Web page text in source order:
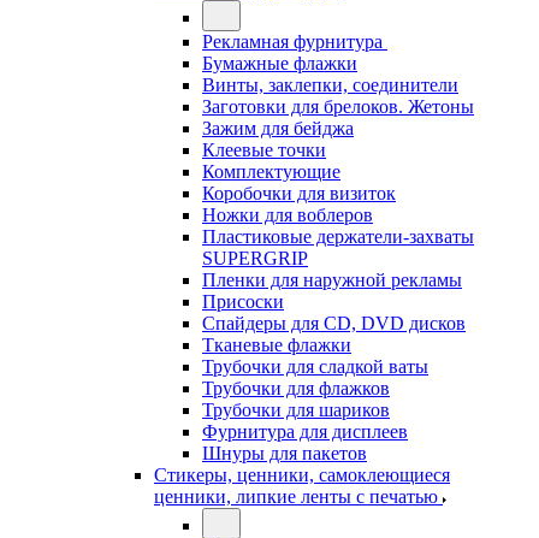
Рекламная фурнитура
Бумажные флажки
Винты, заклепки, соединители
Заготовки для брелоков. Жетоны
Зажим для бейджа
Клеевые точки
Комплектующие
Коробочки для визиток
Ножки для воблеров
Пластиковые держатели-захваты
SUPERGRIP
Пленки для наружной рекламы
Присоски
Спайдеры для CD, DVD дисков
Тканевые флажки
Трубочки для сладкой ваты
Трубочки для флажков
Трубочки для шариков
Фурнитура для дисплеев
Шнуры для пакетов
Стикеры, ценники, самоклеющиеся
ценники, липкие ленты с печатью